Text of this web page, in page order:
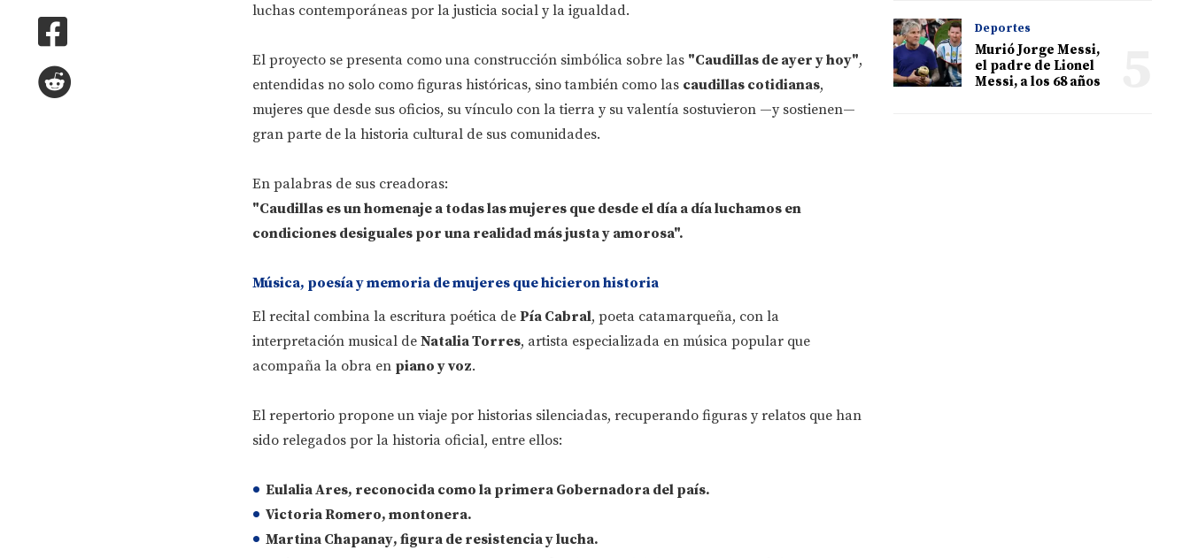
luchas contemporáneas por la justicia social y la igualdad.
El proyecto se presenta como una construcción simbólica sobre las "Caudillas de ayer y hoy",
entendidas no solo como figuras históricas, sino también como las caudillas cotidianas,
mujeres que desde sus oficios, su vínculo con la tierra y su valentía sostuvieron —y sostienen—
gran parte de la historia cultural de sus comunidades.
En palabras de sus creadoras:
"Caudillas es un homenaje a todas las mujeres que desde el día a día luchamos en
condiciones desiguales por una realidad más justa y amorosa".
Música, poesía y memoria de mujeres que hicieron historia
El recital combina la escritura poética de Pía Cabral, poeta catamarqueña, con la
interpretación musical de Natalia Torres, artista especializada en música popular que
acompaña la obra en piano y voz.
El repertorio propone un viaje por historias silenciadas, recuperando figuras y relatos que han
sido relegados por la historia oficial, entre ellos:
Eulalia Ares, reconocida como la primera Gobernadora del país.
Victoria Romero, montonera.
Martina Chapanay, figura de resistencia y lucha.
Deportes
Murió Jorge Messi,
el padre de Lionel
Messi, a los 68 años